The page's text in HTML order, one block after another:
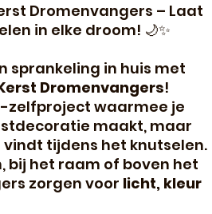
Dromenvangers – Laat
in elke droom! 🌙✨
sprankeling in huis met
Dromenvangers!
zelfproject waarmee je
maakt, maar
vindt tijdens het knutselen.
bij het raam of boven het
zorgen voor licht, kleur